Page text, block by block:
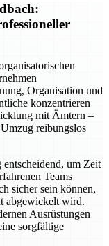
Organisation und
konzentrieren
mit Ämtern –
reibungslos
um Zeit
Teams
sicher sein können,
abgewickelt wird.
Ausrüstungen
sorgfältige